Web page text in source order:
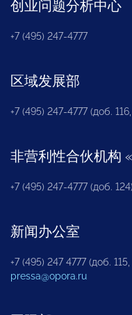
创业问题分析中心
+7 (495) 247-4777
区域发展部
+7 (495) 247-4777 (доб. 116,
非营利性合伙机构 «
+7 (495) 247-4777 (доб. 124)
新闻办公室
+7 (495) 247 4777 (доб. 115,
pressa@opora.ru